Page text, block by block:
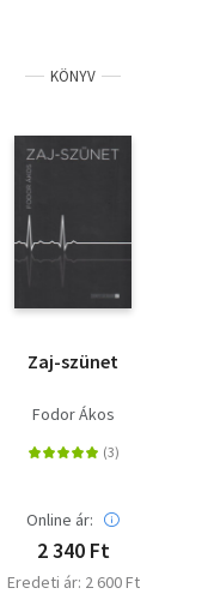
KÖNYV
Zaj-szünet
Fodor Ákos
Online ár:
2 340 Ft
Eredeti ár: 2 600 Ft